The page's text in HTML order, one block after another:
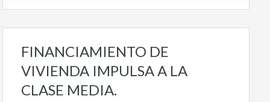
FINANCIAMIENTO DE
VIVIENDA IMPULSA A LA
CLASE MEDIA.